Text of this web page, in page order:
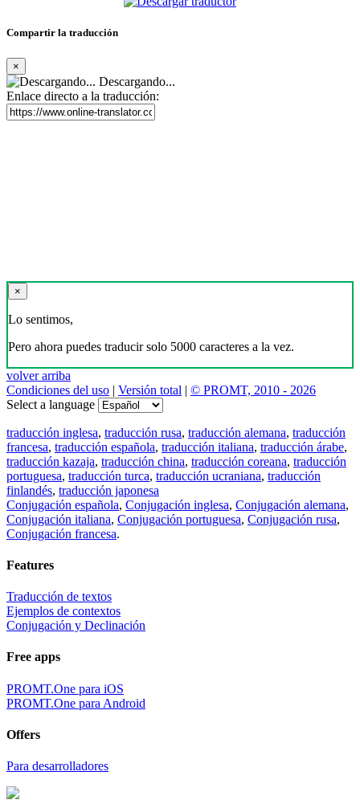
Compartir la traducción
×
Descargando...
Enlace directo a la traducción:
×
Lo sentimos,
Pero ahora puedes traducir solo 5000 caracteres a la vez.
volver arriba
Condiciones del uso | Versión total | © PROMT, 2010 - 2026
Select a language
traducción inglesa, traducción rusa, traducción alemana, traducción
francesa, traducción española, traducción italiana, traducción árabe,
traducción kazaja, traducción china, traducción coreana, traducción
portuguesa, traducción turca, traducción ucraniana, traducción
finlandés, traducción japonesa
Conjugación española, Conjugación inglesa, Conjugación alemana,
Conjugación italiana, Conjugación portuguesa, Conjugación rusa,
Conjugación francesa.
Features
Traducción de textos
Ejemplos de contextos
Conjugación y Declinación
Free apps
PROMT.One para iOS
PROMT.One para Android
Offers
Para desarrolladores